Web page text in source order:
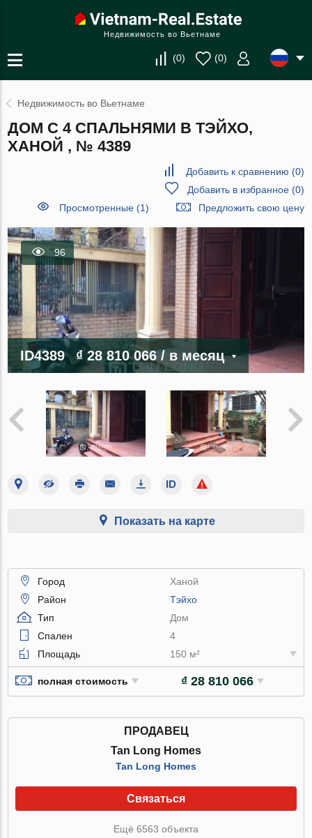
Недвижимость во Вьетнаме
(0) (0)
Недвижимость во Вьетнаме
ДОМ С 4 СПАЛЬНЯМИ В ТЭЙХО,
ХАНОЙ , № 4389
Добавить к сравнению (0)
Добавить в избранное(0)
Просмотренные (1)
Предложить свою цену
96
ID4389 ₫ 28 810 066/ в месяц
Показать на карте
Город
Ханой
Район
Тэйхо
Тип
Дом
Спален
4
Площадь
150 м²
полная стоимость ₫ 28 810 066
ПРОДАВЕЦ
Tan Long Homes
Tan Long Homes
Связаться
Ещё 6563 объекта